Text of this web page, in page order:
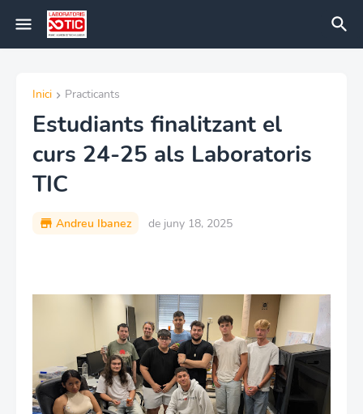
Inici Practicants
Estudiants finalitzant el
curs 24-25 als Laboratoris
TIC
Andreu Ibanez de juny 18, 2025